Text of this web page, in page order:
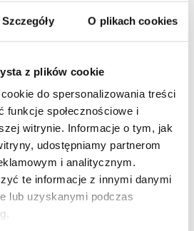
Szczegóły O plikach cookies
z plików cookie
do spersonalizowania treści
funkcje społecznościowe i
witrynie. Informacje o tym, jak
udostępniamy partnerom
i analitycznym.
te informacje z innymi danymi
lub uzyskanymi podczas
Leczenie chrapania i bezdechu
dołączyłdr n. med.
obturacyjnego bezdechu
lekarską:22 690 06 35.
z których
czym jest bezdech
diagnozować